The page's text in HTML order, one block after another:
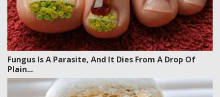
Fungus Is A Parasite, And It Dies From A Drop Of
Plain...